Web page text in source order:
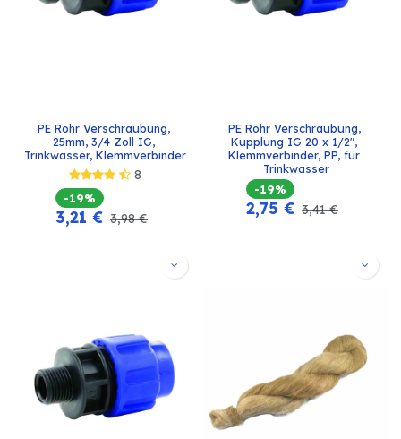
PE Rohr Verschraubung,
25mm, 3/4 Zoll IG,
Trinkwasser, Klemmverbinder
8
-19%
3,21 € 3,98€
PE Rohr Verschraubung,
Kupplung IG 20 x 1/2",
Klemmverbinder, PP, für
Trinkwasser
-19%
2,75 € 3,41€